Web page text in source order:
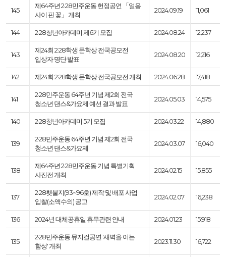
145
제64주년 2·28민주운동 헌정공연 「얼음
사이 핀 꽃」 개최
2024.09.19 11,061
144 2·28청년아카데미 제6기 모집 2024.08.24 12,237
143
제24회 2·28학생 문학상 전국공모전
입상자 명단 발표
2024.08.20 12,216
142 제24회 2·28학생 문학상 전국공모전 개최 2024.06.28 17,418
141
2·28민주운동 64주년 기념 제2회 전국
청소년 댄스&가요제 예선 결과 발표
2024.05.03 14,575
140 2·28청년아카데미 5기 모집 2024.03.22 14,880
139
2·28민주운동 64주년 기념 제2회 전국
청소년 댄스&가요제
2024.03.07 16,040
138
제64주년 2·28민주운동 기념 특별기획
사진전 개최
2024.02.15 15,855
137
2·28횃불지(93~96호) 제작 및 배포 사업
입찰(소액수의) 공고
2024.02.07 16,238
136 2024년 대체공휴일 휴무관련 안내 2024.01.23 15,918
135
2·28민주운동 뮤지컬공연 '새벽을 여는
함성' 개최
2023.11.30 16,722